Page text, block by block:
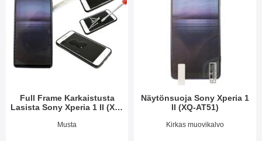
Full Frame Karkaistusta
Lasista Sony Xperia 1 II (XQ-
Tuote.nro 36289
Musta
Näytönsuoja Sony Xperia 1
II (XQ-AT51)
Tuote.nro 36286
Kirkas muovikalvo